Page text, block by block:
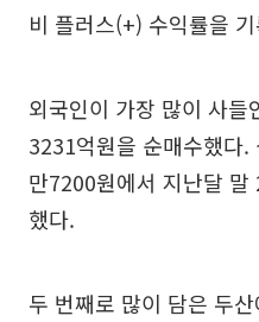
비 플러스(+) 수익률을
외국인이 가장 많이 사
3231억원을 순매수했다
만7200원에서 지난달
했다.
두 번째로 많이 담은 두